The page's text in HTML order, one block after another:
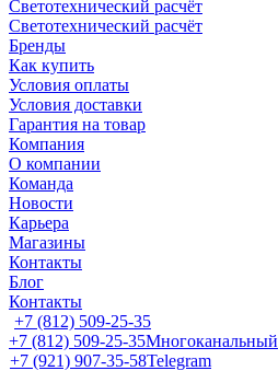
Светотехнический расчёт
Светотехнический расчёт
Бренды
Как купить
Условия оплаты
Условия доставки
Гарантия на товар
Компания
О компании
Команда
Новости
Карьера
Магазины
Контакты
Блог
Контакты
+7 (812) 509-25-35
+7 (812) 509-25-35Многоканальный
+7 (921) 907-35-58Telegram